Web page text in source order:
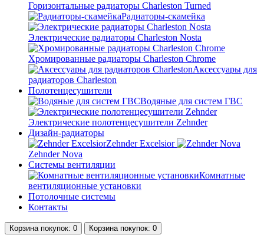
Горизонтальные радиаторы Charleston Turned
Радиаторы-скамейка
Электрические радиаторы Charleston Nosta
Хромированные радиаторы Charleston Chrome
Аксессуары для
радиаторов Charleston
Полотенцесушители
Водяные для систем ГВС
Электрические полотенцесушители Zehnder
Дизайн-радиаторы
Zehnder Excelsior
Zehnder Nova
Системы вентиляции
Комнатные
вентиляционные установки
Потолочные системы
Контакты
Корзинапокупок: 0 Корзинапокупок: 0